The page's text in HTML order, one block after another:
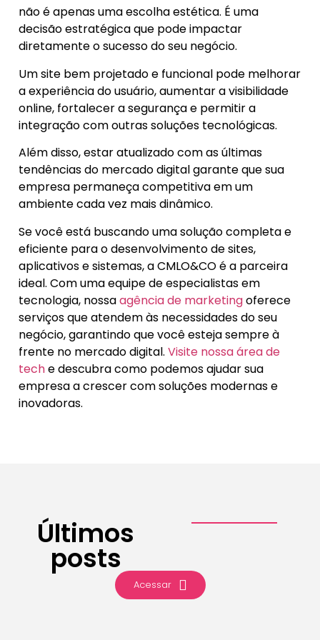
não é apenas uma escolha estética. É uma
decisão estratégica que pode impactar
diretamente o sucesso do seu negócio.
Um site bem projetado e funcional pode melhorar
a experiência do usuário, aumentar a visibilidade
online, fortalecer a segurança e permitir a
integração com outras soluções tecnológicas.
Além disso, estar atualizado com as últimas
tendências do mercado digital garante que sua
empresa permaneça competitiva em um
ambiente cada vez mais dinâmico.
Se você está buscando uma solução completa e
eficiente para o desenvolvimento de sites,
aplicativos e sistemas, a CMLO&CO é a parceira
ideal. Com uma equipe de especialistas em
tecnologia, nossaagência de marketingoferece
serviços que atendem às necessidades do seu
negócio, garantindo que você esteja sempre à
frente no mercado digital. Visite nossa área de
teche descubra como podemos ajudar sua
empresa a crescer com soluções modernas e
inovadoras.
Últimos
posts
Acessar